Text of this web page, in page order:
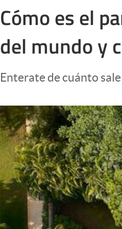
Clase
Clima
Mundial 2026
Mediakit
abre en nueva pestaña
Cómo es el
del mundo y
Enterate de cuánto